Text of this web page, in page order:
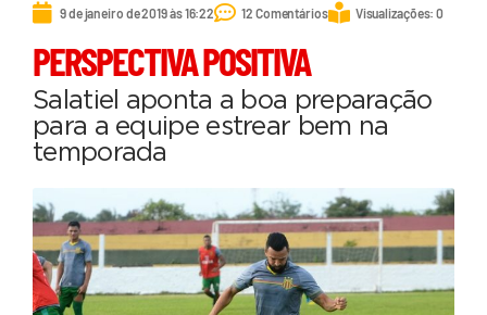
9 de janeiro de 2019 às 16:22 12 Comentários Visualizações: 0
PERSPECTIVA POSITIVA
Salatiel aponta a boa preparação
para a equipe estrear bem na
temporada